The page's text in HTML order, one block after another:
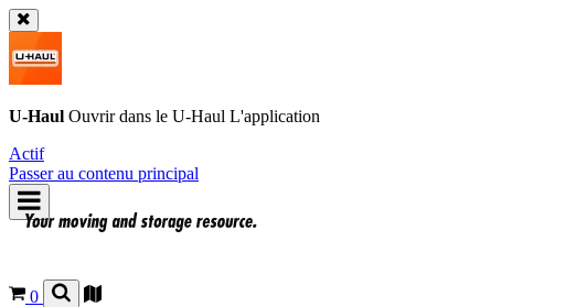
U-Haul Ouvrir dans le U-Haul L'application
Actif
Passer au contenu principal
0